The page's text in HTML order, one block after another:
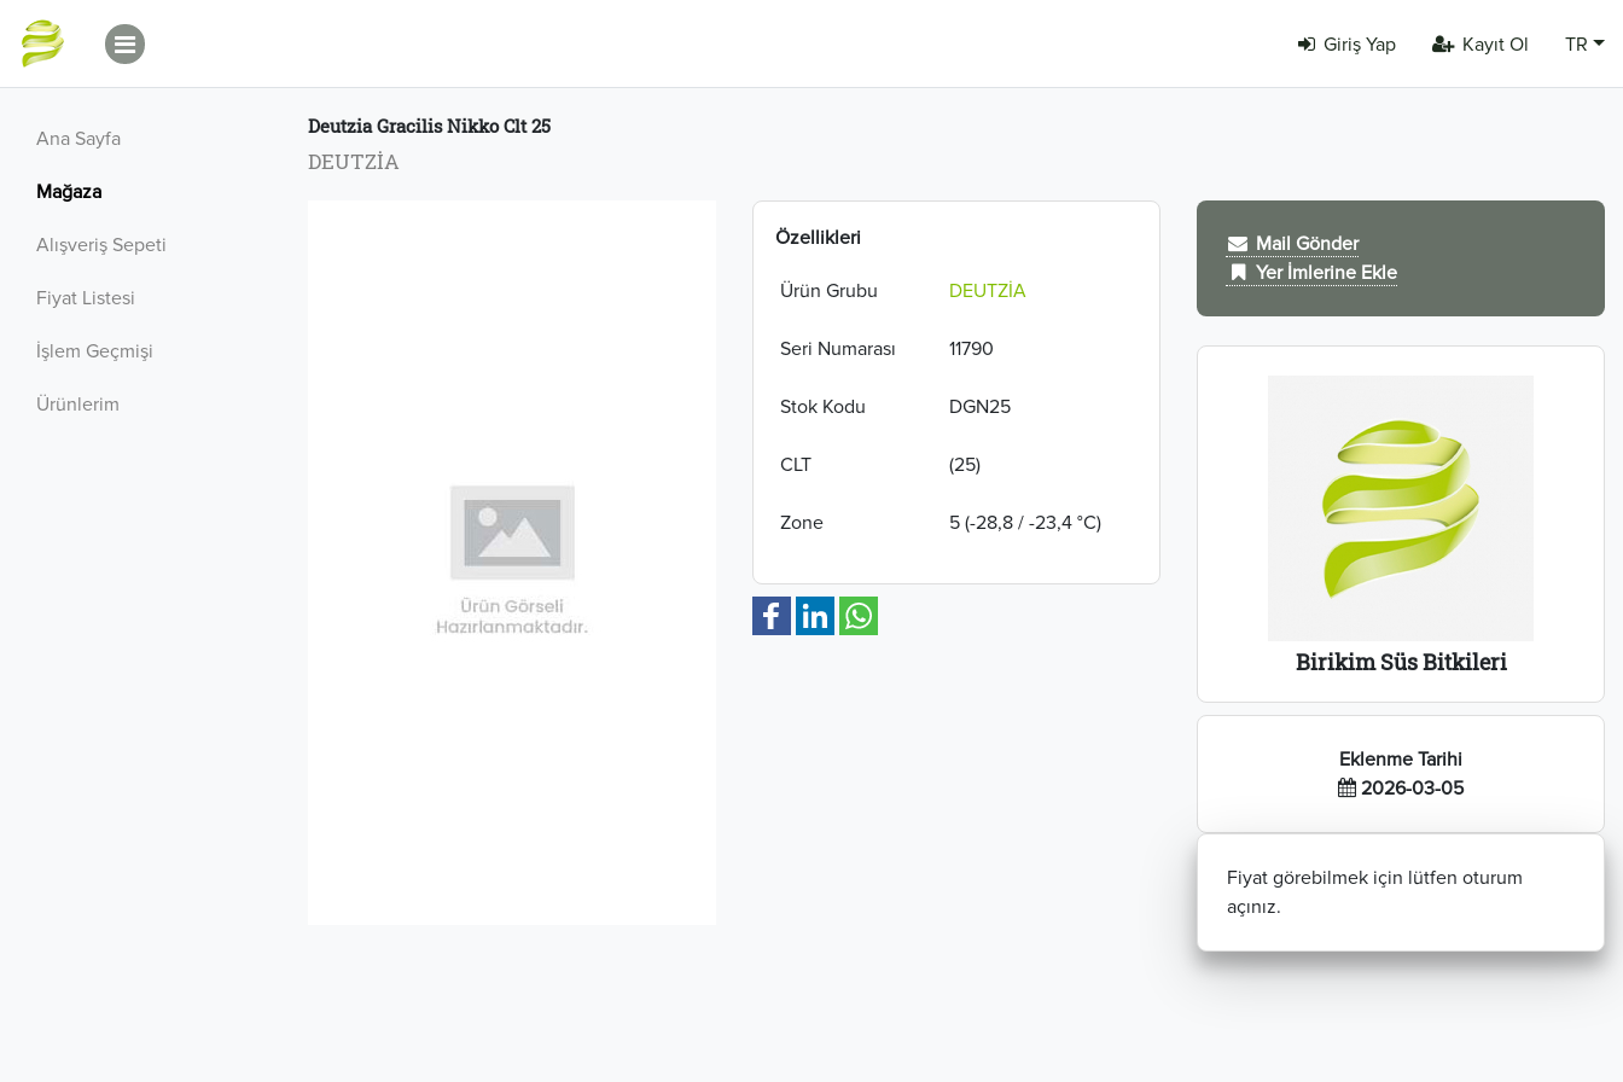
Ana Sayfa
Mağaza
Alışveriş Sepeti
Fiyat Listesi
İşlem Geçmişi
Ürünlerim
Giriş Yap Kayıt Ol TR
Deutzia Gracilis Nikko Clt 25
DEUTZİA
Özellikleri
Ürün Grubu DEUTZİA
Seri Numarası 11790
Stok Kodu DGN25
CLT (25)
Zone 5 (-28,8 / -23,4 °C)
Mail Gönder
Yer İmlerine Ekle
Birikim Süs Bitkileri
Eklenme Tarihi
2026-03-05
Fiyat görebilmek için lütfen oturum
açınız.